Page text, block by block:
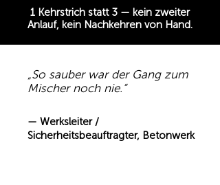
1 Kehrstrich statt 3 — kein zweiter
Anlauf, kein Nachkehren von Hand.
„So sauber war der Gang zum
Mischer noch nie.“
— Werksleiter /
Sicherheitsbeauftragter, Betonwerk